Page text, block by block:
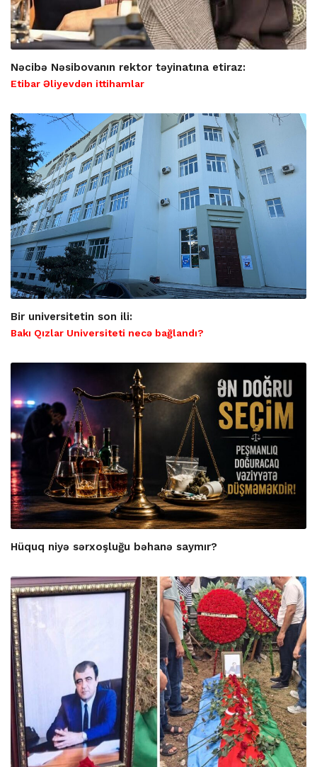
Nəcibə Nəsibovanın rektor təyinatına etiraz:
Etibar Əliyevdən ittihamlar
Bir universitetin son ili:
Bakı Qızlar Universiteti necə bağlandı?
Hüquq niyə sərxoşluğu bəhanə saymır?